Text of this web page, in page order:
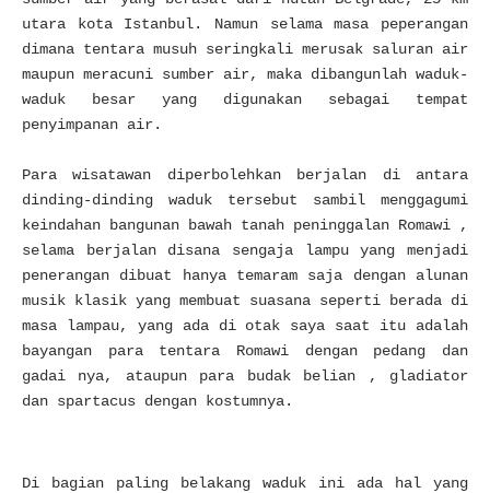
utara kota Istanbul. Namun selama masa peperangan
dimana tentara musuh seringkali merusak saluran air
maupun meracuni sumber air, maka dibangunlah waduk-
waduk besar yang digunakan sebagai tempat
penyimpanan air.
Para wisatawan diperbolehkan berjalan di antara
dinding-dinding waduk tersebut sambil menggagumi
keindahan bangunan bawah tanah peninggalan Romawi ,
selama berjalan disana sengaja lampu yang menjadi
penerangan dibuat hanya temaram saja dengan alunan
musik klasik yang membuat suasana seperti berada di
masa lampau, yang ada di otak saya saat itu adalah
bayangan para tentara Romawi dengan pedang dan
gadai nya, ataupun para budak belian , gladiator
dan spartacus dengan kostumnya.
Di bagian paling belakang waduk ini ada hal yang